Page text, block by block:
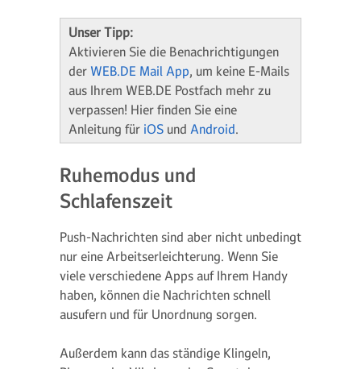
Unser Tipp:
Aktivieren Sie die Benachrichtigungen
der WEB.DE Mail App, um keine E-Mails
aus Ihrem WEB.DE Postfach mehr zu
verpassen! Hier finden Sie eine
Anleitung für iOS und Android.
Ruhemodus und
Schlafenszeit
Push-Nachrichten sind aber nicht unbedingt
nur eine Arbeitserleichterung. Wenn Sie
viele verschiedene Apps auf Ihrem Handy
haben, können die Nachrichten schnell
ausufern und für Unordnung sorgen.
Außerdem kann das ständige Klingeln,